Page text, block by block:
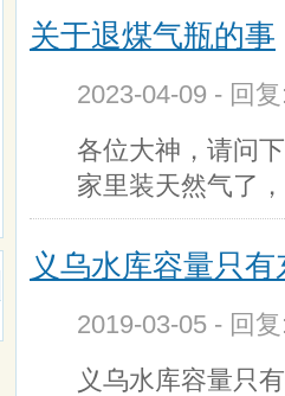
关于退煤气瓶的事
2023-04-09 - 回
各位大神，请问
家里装天然气了
义乌水库容量只
2019-03-05 - 回
义乌水库容量只